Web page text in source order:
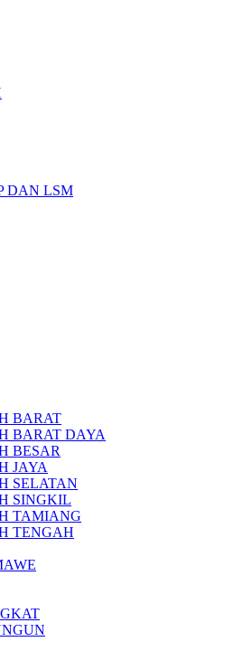
DAN LSM
BARAT
BARAT DAYA
BESAR
JAYA
SELATAN
SINGKIL
TAMIANG
TENGAH